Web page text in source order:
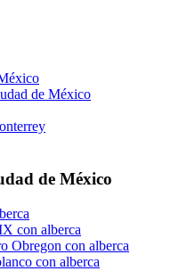
de México
de México
con alberca
Obregon con alberca
con alberca